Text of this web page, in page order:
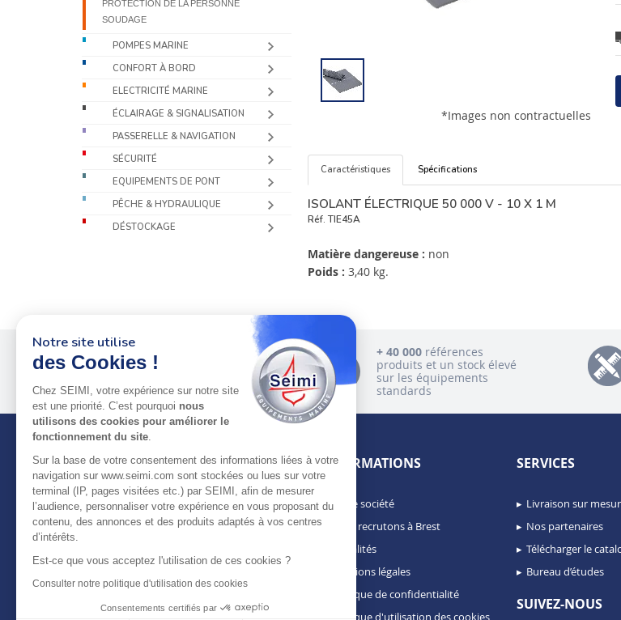
PROTECTION DE LA PERSONNE
SOUDAGE
POMPES MARINE
CONFORT À BORD
ELECTRICITÉ MARINE
ÉCLAIRAGE & SIGNALISATION
PASSERELLE & NAVIGATION
SÉCURITÉ
EQUIPEMENTS DE PONT
PÊCHE & HYDRAULIQUE
DÉSTOCKAGE
*Images non contractuelles
Caractéristiques Spécifications
ISOLANT ÉLECTRIQUE 50 000 V - 10 X 1 M
Réf.TIE45A
Matière dangereuse : non
Poids : 3,40 kg.
Plus de 50 ans
au service
des pros
+ 40 000 références
produits et un stock élevé
sur les équipements
standards
À PROPOS DE SEIMI
Depuis plus de 50 ans, nous apportons des
chantiers de construction navale, de refit,
spécialisés, armateurs et entreprises de
maintenance. Une offre de produits
INFORMATIONS
Notre société
Nous recrutons à Brest
Actualités
Mentions légales
Politique de confidentialité
Politique d'utilisation des cookies
SERVICES
Livraison sur
Nos partenaires
Télécharger le
Bureau d’études
SUIVEZ-NOUS
Notre site utilise
des Cookies !
Chez SEIMI, votre expérience sur notre site
est une priorité. C’est pourquoi nous
utilisons des cookies pour améliorer le
fonctionnement du site.
Sur la base de votre consentement des informations liées à votre
navigation sur www.seimi.com sont stockées ou lues sur votre
terminal (IP, pages visitées etc.) par SEIMI, afin de mesurer
l’audience, personnaliser votre expérience en vous proposant du
contenu, des annonces et des produits adaptés à vos centres
d’intérêts.
Est-ce que vous acceptez l'utilisation de ces cookies ?
Consulter notre politique d'utilisation des cookies
Consentements certifiés par